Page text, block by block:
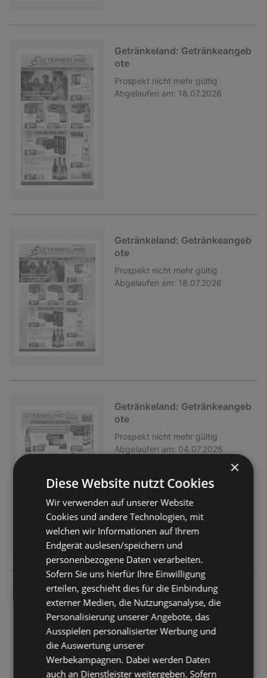
Getränkeland: Getränkeangeb
ote
Prospekt nicht mehr gültig
Abgelaufen am: 18.07.2026
Getränkeland: Getränkeangeb
ote
Prospekt nicht mehr gültig
Abgelaufen am: 18.07.2026
Getränkeland: Getränkeangeb
ote
Prospekt nicht mehr gültig
Abgelaufen am: 04.07.2026
Getränkeland: Getränkeangeb
ote
Prospekt
nicht mehr gültig
04.07.2026
×
Diese Website nutzt Cookies
Wir verwenden auf unserer Website
Cookies und andere Technologien, mit
welchen wir Informationen auf Ihrem
Endgerät auslesen/speichern und
personenbezogene Daten verarbeiten.
Sofern Sie uns hierfür Ihre Einwilligung
erteilen, geschieht dies für die Einbindung
externer Medien, die Nutzungsanalyse, die
Personalisierung unserer Angebote, das
Ausspielen personalisierter Werbung und
die Auswertung unserer
Werbekampagnen. Dabei werden Daten
auch an Dienstleister weitergeben. Sofern